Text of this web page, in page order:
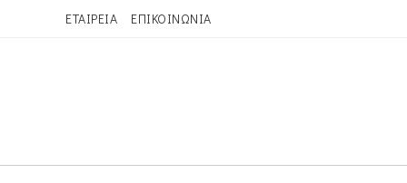
ΕΤΑΙΡΕΙΑ ΕΠΙΚΟΙΝΩΝΙΑ